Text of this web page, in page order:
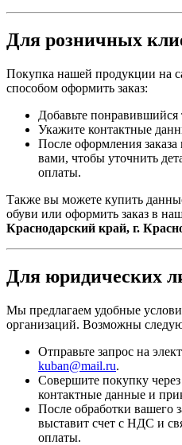
Для розничных
Покупка нашей продукции на
способом оформить заказ:
Добавьте понравившийся
Укажите контактные
После оформления
вами, чтобы уточнить
оплаты.
Также вы можете купить
обуви или оформить заказ в
Краснодарский край, г.
Для юридических
Мы предлагаем удобные
организаций. Возможны
Отправьте запрос на
kuban@mail.ru.
Совершите покупку через
контактные данные и
После обработки вашего
выставит счет с НДС и
оплаты.